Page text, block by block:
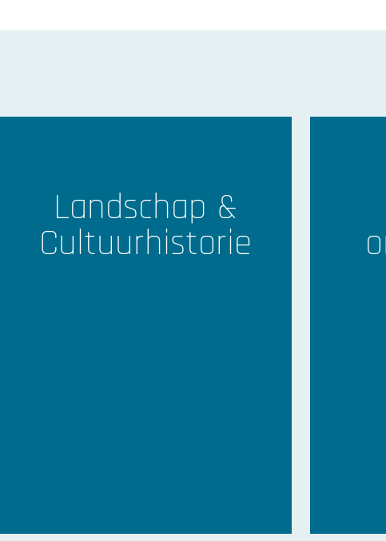
Monitor
Provincie
ontwikkelingen te volgen, is een
nodig die dat objectief registreert.
Klik hier
Landschap &
Cultuurhistorie